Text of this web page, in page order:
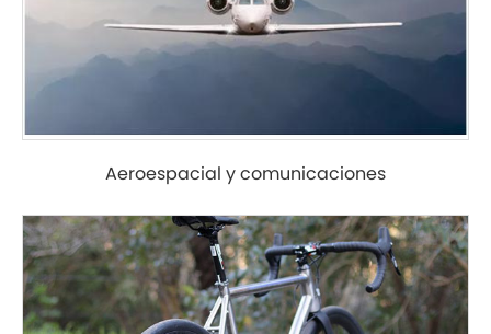
Aeroespacial y comunicaciones